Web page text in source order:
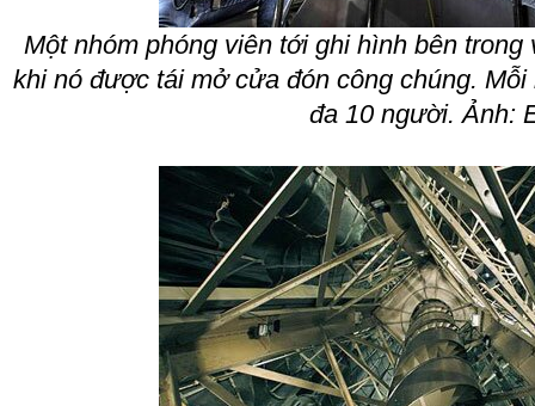
Một nhóm phóng viên tới ghi hình bên
khi nó được tái mở cửa đón công chúng.
đa 10 người. Ảnh: